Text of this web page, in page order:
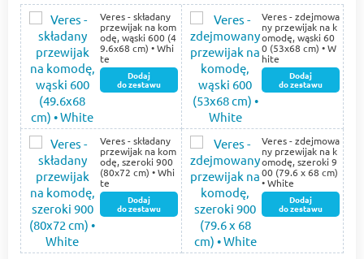
Veres - składany
przewijak na kom
odę, wąski 600 (4
9.6х68 cm) • Whi
te
Dodaj
do zestawu
Veres - zdejmowa
ny przewijak na k
omodę, wąski 60
0 (53х68 cm) • W
hite
Dodaj
do zestawu
Veres - składany
przewijak na kom
odę, szeroki 900
(80х72 cm) • Whi
te
Dodaj
do zestawu
Veres - zdejmowa
ny przewijak na k
omodę, szeroki 9
00 (79.6 х 68 cm)
• White
Dodaj
do zestawu